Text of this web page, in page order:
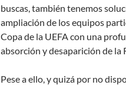
buscas, también tenemos
ampliación de los equipos
Copa de la UEFA con una
absorción y desaparición de la
Pese a ello, y quizá por no